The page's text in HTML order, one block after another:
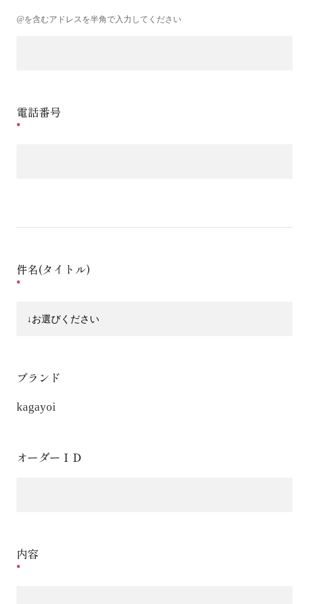
@を含むアドレスを半角で入力してください
電話番号
件名(タイトル)
ブランド
kagayoi
オーダーＩＤ
内容